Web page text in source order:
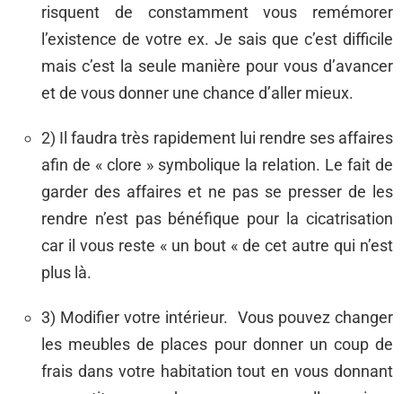
risquent de constamment vous remémorer
l’existence de votre ex. Je sais que c’est difficile
mais c’est la seule manière pour vous d’avancer
et de vous donner une chance d’aller mieux.
2) Il faudra très rapidement lui rendre ses affaires
afin de « clore » symbolique la relation. Le fait de
garder des affaires et ne pas se presser de les
rendre n’est pas bénéfique pour la cicatrisation
car il vous reste « un bout « de cet autre qui n’est
plus là.
3) Modifier votre intérieur. Vous pouvez changer
les meubles de places pour donner un coup de
frais dans votre habitation tout en vous donnant